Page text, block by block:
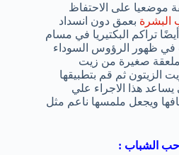
موضعيا على الاحتفاظ
البشرة بعمق دون انسداد
تراكم البكتيريا في مسام
في ظهور الرؤوس السوداء
صغيرة من زيت
الزيتون ثم قم بتطبيقها
هذا الاجراء علي
ويجعل ملمسها ناعم مثل
: